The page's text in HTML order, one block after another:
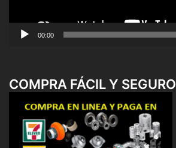
00:00
COMPRA FÁCIL Y SEGURO